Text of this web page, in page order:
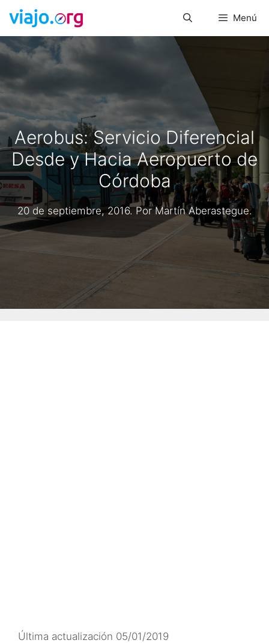
Saltar
contenido
Menú
Aerobus: Servicio Diferencial
Desde y Hacia Aeropuerto de
Córdoba
20 de septiembre, 2016. PorMartín Aberastegue.
Última actualización 05/01/2019